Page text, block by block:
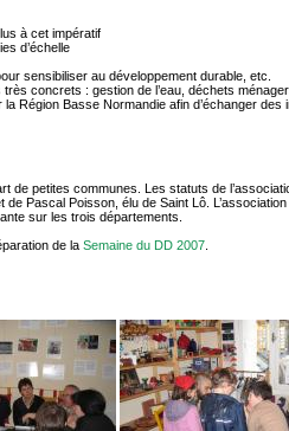
à cet impératif
d’échelle
sensibiliser au développement durable, etc.
concrets : gestion de l’eau, déchets
Région Basse Normandie afin d’échanger
de petites communes. Les statuts de
Pascal Poisson, élu de Saint Lô.
sur les trois départements.
de la Semaine du DD 2007